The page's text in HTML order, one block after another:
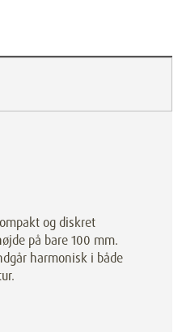
og diskret
på bare 100 mm.
harmonisk i både